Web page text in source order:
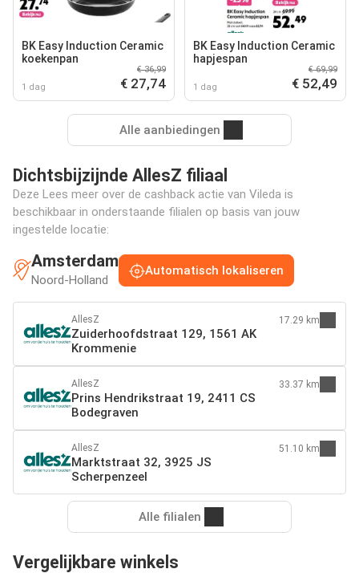
BK Easy Induction Ceramic
koekenpan
1 dag
€ 36,99
€ 27,74
BK Easy Induction Ceramic
hapjespan
1 dag
€ 69,99
€ 52,49
Alle aanbiedingen
Dichtsbijzijnde AllesZ filiaal
Deze Lees meer over de cashback actie van Vileda is
beschikbaar in onderstaande filialen op basis van jouw
ingestelde locatie:
Amsterdam
Noord-Holland
Automatisch lokaliseren
AllesZ
Zuiderhoofdstraat 129, 1561 AK
Krommenie
17.29 km
AllesZ
Prins Hendrikstraat 19, 2411 CS
Bodegraven
33.37 km
AllesZ
Marktstraat 32, 3925 JS
Scherpenzeel
51.10 km
Alle filialen
Vergelijkbare winkels